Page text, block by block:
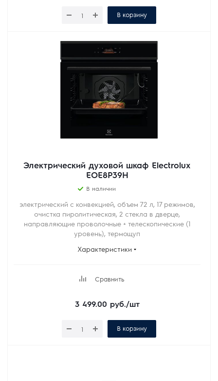
В корзину
Электрический духовой шкаф Electrolux
EOE8P39H
В наличии
электрический с конвекцией, объем 72 л, 17 режимов,
очистка пиролитическая, 2 стекла в дверце,
направляющие проволочные + телескопические (1
уровень), термощуп
Характеристики
Сравнить
3 499.00 руб./шт
В корзину